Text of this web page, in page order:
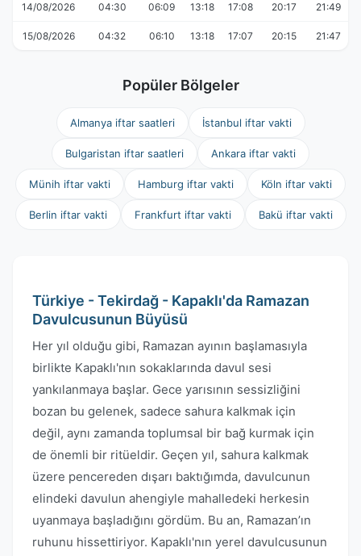
14/08/2026 04:30 06:09 13:18 17:08 20:17 21:49
15/08/2026 04:32 06:10 13:18 17:07 20:15 21:47
Popüler Bölgeler
Almanya iftar saatleri İstanbul iftar vakti
Bulgaristan iftar saatleri Ankara iftar vakti
Münih iftar vakti Hamburg iftar vakti Köln iftar vakti
Berlin iftar vakti Frankfurt iftar vakti Bakü iftar vakti
Türkiye - Tekirdağ - Kapaklı'da Ramazan
Davulcusunun Büyüsü
Her yıl olduğu gibi, Ramazan ayının başlamasıyla
birlikte Kapaklı'nın sokaklarında davul sesi
yankılanmaya başlar. Gece yarısının sessizliğini
bozan bu gelenek, sadece sahura kalkmak için
değil, aynı zamanda toplumsal bir bağ kurmak için
de önemli bir ritüeldir. Geçen yıl, sahura kalkmak
üzere pencereden dışarı baktığımda, davulcunun
elindeki davulun ahengiyle mahalledeki herkesin
uyanmaya başladığını gördüm. Bu an, Ramazan’ın
ruhunu hissettiriyor. Kapaklı'nın yerel davulcusunun